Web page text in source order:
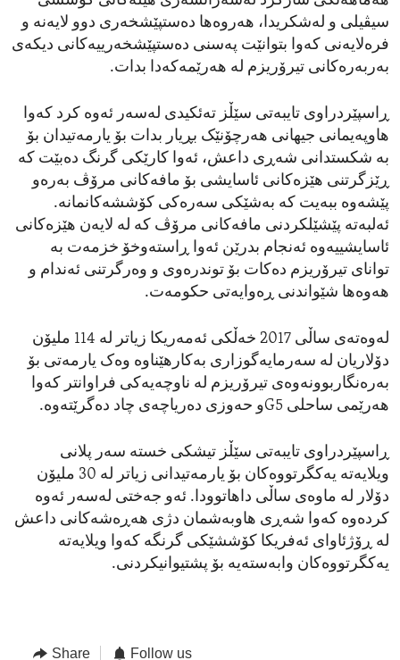
سیڤیلی و لەشکریدا، هەروەها دەستپێشخەری دوو لایەنە و
فرەلایەنی کەوا بتوانێت پەسنی دەستپێشخەرییەکانی دیکەی
بەربەرەکانی تیرۆریزم لە هەرێمەکەدا بدات.
ڕاسپێردراوی تایبەتی سێڵز تەئکیدی لەسەر ئەوە کرد کەوا
هاوپەیمانی جیهانی هەرچۆنێک بڕیار بدات بۆ یارمەتیدان بۆ
بە شکستدانی شەڕی داعش، ئەوا کارێکی گرنگ دەبێت کە
ڕێزگرتنی هێزەکانی ئاسایشی بۆ مافەکانی مرۆڤ بەرەو
پێشەوە ببەیت کە بەشێکی سەرەکی کۆششەکانمانە.
ئەلبەتە پێشێلکردنی مافەکانی مرۆڤ کە لە لایەن هێزەکانی
ئاسایشییەوە ئەنجام بدرێن ئەوا ڕاستەوخۆ خزمەت بە
توانای تیرۆریزم دەکات بۆ توندرەوی و وەرگرتنی ئەندام و
هەوەها شێواندنی ڕەوایەتی حکومەت.
لەوەتەی ساڵی 2017 خەڵکی ئەمەریکا زیاتر لە 114 ملیۆن
دۆلاریان لە سەرمایەگوزاری بەکارهێناوە وەک یارمەتی بۆ
بەرەنگاربوونەوەی تیرۆریزم لە ناوچەیەکی فراوانتر کەوا
هەرێمی ساحلی G5و حەوزی دەریاچەی چاد دەگرێتەوە.
ڕاسپێردراوی تایبەتی سێڵز تیشکی خستە سەر پلانی
ویلایەتە یەکگرتووەکان بۆ یارمەتیدانی زیاتر لە 30 ملیۆن
دۆلار لە ماوەی ساڵی داهاتوودا. ئەو جەختی لەسەر ئەوە
کردەوە کەوا شەڕی هاوبەشمان دژی هەڕەشەکانی داعش
لە ڕۆژئاوای ئەفریکا کۆششێکی گرنگە کەوا ویلایەتە
یەکگرتووەکان وابەستەیە بۆ پشتیوانیکردنی.
Share Follow us